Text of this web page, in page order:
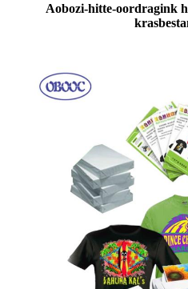
Aobozi-hitte-oordragink